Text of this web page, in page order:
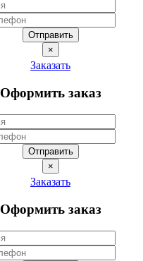
Отправить
×
Заказать
Оформить заказ
Отправить
×
Заказать
Оформить заказ